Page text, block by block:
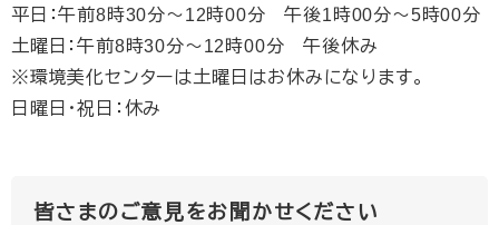
平日：午前8時30分～12時00分 午後1時00分～5時00分
土曜日：午前8時30分～12時00分 午後休み
※環境美化センターは土曜日はお休みになります。
日曜日・祝日：休み
皆さまのご意見をお聞かせください